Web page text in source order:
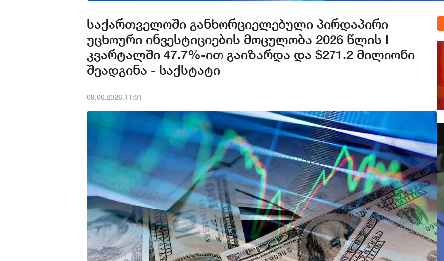
საქართველოში განხორციელებული პირდაპირი
უცხოური ინვესტიციების მოცულობა 2026 წლის I
კვარტალში 47.7%-ით გაიზარდა და $271.2 მილიონი
შეადგინა - საქსტატი
09.06.2026.11:01